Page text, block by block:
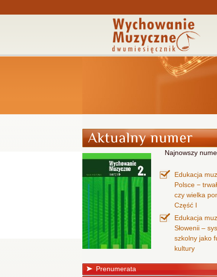
Najnowszy
Edukacja
Polsce −
czy wielka
Część I
Edukacja
Słowenii –
szkolny jako
kultury
Prenumerata